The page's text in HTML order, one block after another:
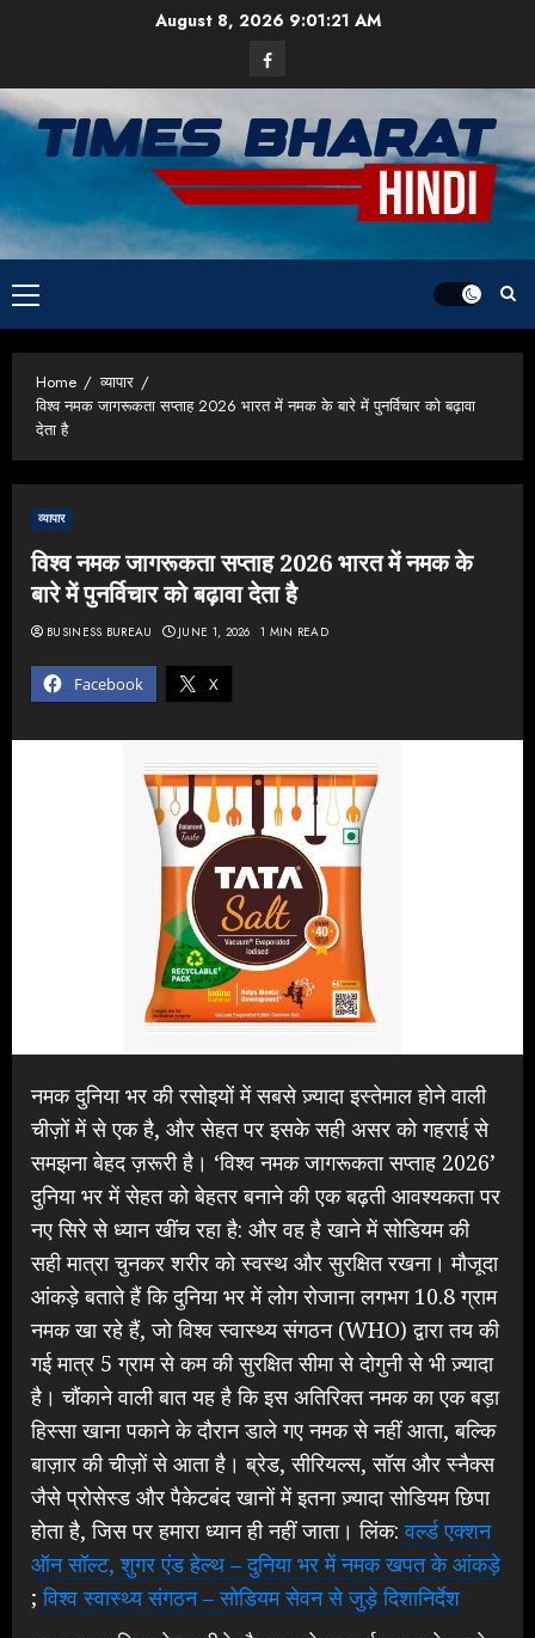
August 8, 2026 9:01:22 AM
Facebook
Primary
Menu
Home
व्यापार
विश्व नमक जागरूकता सप्ताह 2026 भारत में नमक के बारे में पुनर्विचार को बढ़ावा
देता है
व्यापार
विश्व नमक जागरूकता सप्ताह 2026 भारत में नमक के
बारे में पुनर्विचार को बढ़ावा देता है
Facebook X
BUSINESS BUREAU JUNE 1, 2026 1 MIN READ
नमक दुनिया भर की रसोइयों में सबसे ज़्यादा इस्तेमाल होने वाली
चीज़ों में से एक है, और सेहत पर इसके सही असर को गहराई से
समझना बेहद ज़रूरी है। ‘विश्व नमक जागरूकता सप्ताह 2026’
दुनिया भर में सेहत को बेहतर बनाने की एक बढ़ती आवश्यकता पर
नए सिरे से ध्यान खींच रहा है: और वह है खाने में सोडियम की
सही मात्रा चुनकर शरीर को स्वस्थ और सुरक्षित रखना। मौजूदा
आंकड़े बताते हैं कि दुनिया भर में लोग रोजाना लगभग 10.8 ग्राम
नमक खा रहे हैं, जो विश्व स्वास्थ्य संगठन (WHO) द्वारा तय की
गई मात्र 5 ग्राम से कम की सुरक्षित सीमा से दोगुनी से भी ज़्यादा
है। चौंकाने वाली बात यह है कि इस अतिरिक्त नमक का एक बड़ा
हिस्सा खाना पकाने के दौरान डाले गए नमक से नहीं आता, बल्कि
बाज़ार की चीज़ों से आता है। ब्रेड, सीरियल्स, सॉस और स्नैक्स
जैसे प्रोसेस्ड और पैकेटबंद खानों में इतना ज़्यादा सोडियम छिपा
होता है, जिस पर हमारा ध्यान ही नहीं जाता। लिंक:वर्ल्ड एक्शन
ऑन सॉल्ट, शुगर एंड हेल्थ – दुनिया भर में नमक खपत के आंकड़े
;विश्व स्वास्थ्य संगठन – सोडियम सेवन से जुड़े दिशानिर्देश